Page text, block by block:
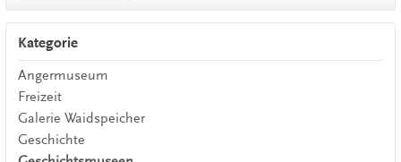
Kategorie
Angermuseum
Freizeit
Galerie Waidspeicher
Geschichte